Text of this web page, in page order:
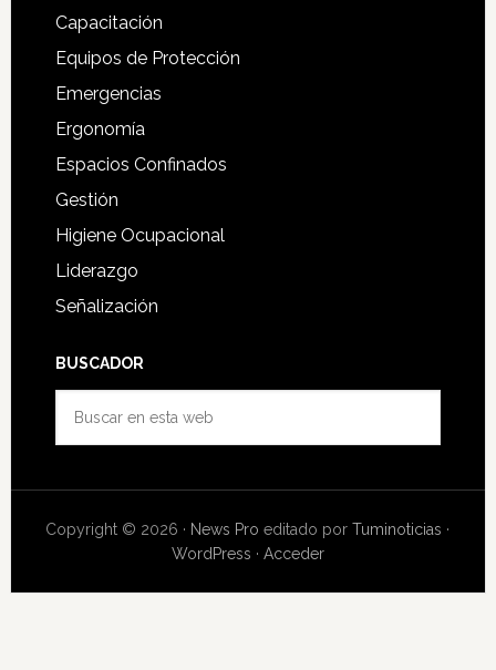
Capacitación
Equipos de Protección
Emergencias
Ergonomía
Espacios Confinados
Gestión
Higiene Ocupacional
Liderazgo
Señalización
BUSCADOR
web
Copyright © 2026 · News Pro editado porTuminoticias ·
WordPress · Acceder